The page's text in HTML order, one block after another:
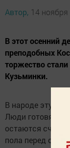
Автор, 14 ноября
В этот осенний
преподобных
торжество
Кузьминки.
В народе эту
Люди готовятся
остаются
пола перед